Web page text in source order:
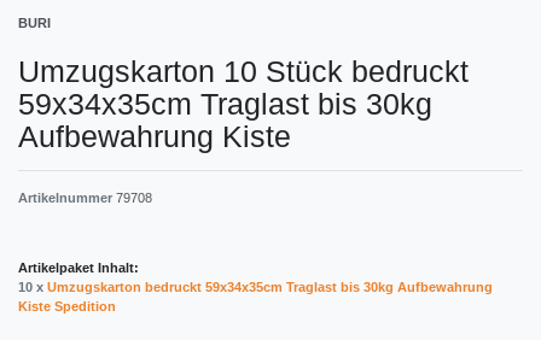
BURI
Umzugskarton 10 Stück bedruckt
59x34x35cm Traglast bis 30kg
Aufbewahrung Kiste
Artikelnummer 79708
Artikelpaket Inhalt:
10 x Umzugskarton bedruckt 59x34x35cm Traglast bis 30kg Aufbewahrung
Kiste Spedition